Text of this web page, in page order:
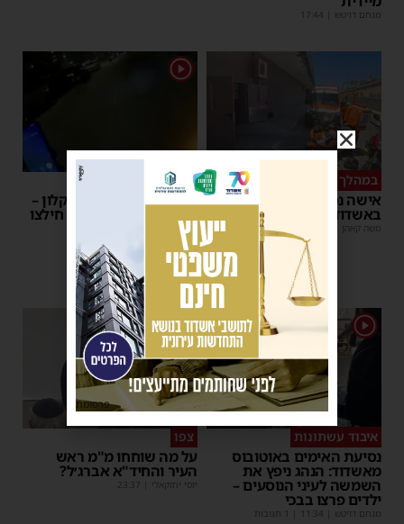
מנחם דויטש 17:44
במהלך העבודה
אישה נפלה מסולם במחסן
באשדוד
משה קאהן
1
צפו
תינוק ננעל ברכב באשקלון –
המתנדבים האשדודים חילצו
אותו בשלום
משה קאהן
1
איבוד עשתונות
נסיעת האימים באוטובוס
מאשדוד: הנהג ניפץ את
השמשה לעיני הנוסעים –
ילדים פרצו בבכי
מנחם דויטש 11:34
1
צפו
על מה שוחחו מ"מ ראש
העיר והחיד"א אברג׳ל?
יוסי יחזקאלי 23:37
פרסומת